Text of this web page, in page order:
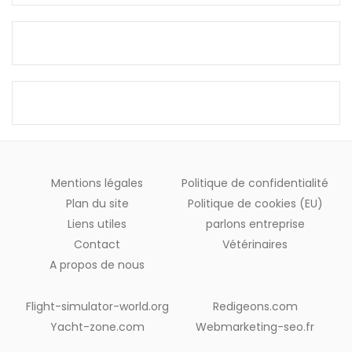
Mentions légales
Plan du site
Liens utiles
Contact
A propos de nous
Politique de confidentialité
Politique de cookies (EU)
parlons entreprise
Vétérinaires
Flight-simulator-world.org
Yacht-zone.com
Redigeons.com
Webmarketing-seo.fr